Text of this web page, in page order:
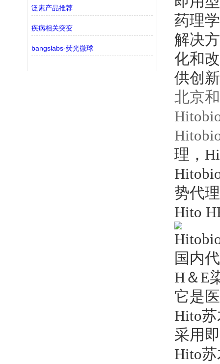
泛素产品推荐
疾病相关突变
bangslabs-荧光微球
药理
解决
化和
供创
北京
理，
势代
Hito
H＆E
它是
Hito
采用
Hito